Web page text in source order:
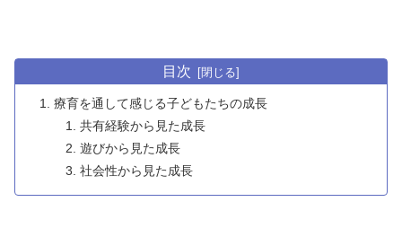
目次
療育を通して感じる子どもたちの成長
共有経験から見た成長
遊びから見た成長
社会性から見た成長